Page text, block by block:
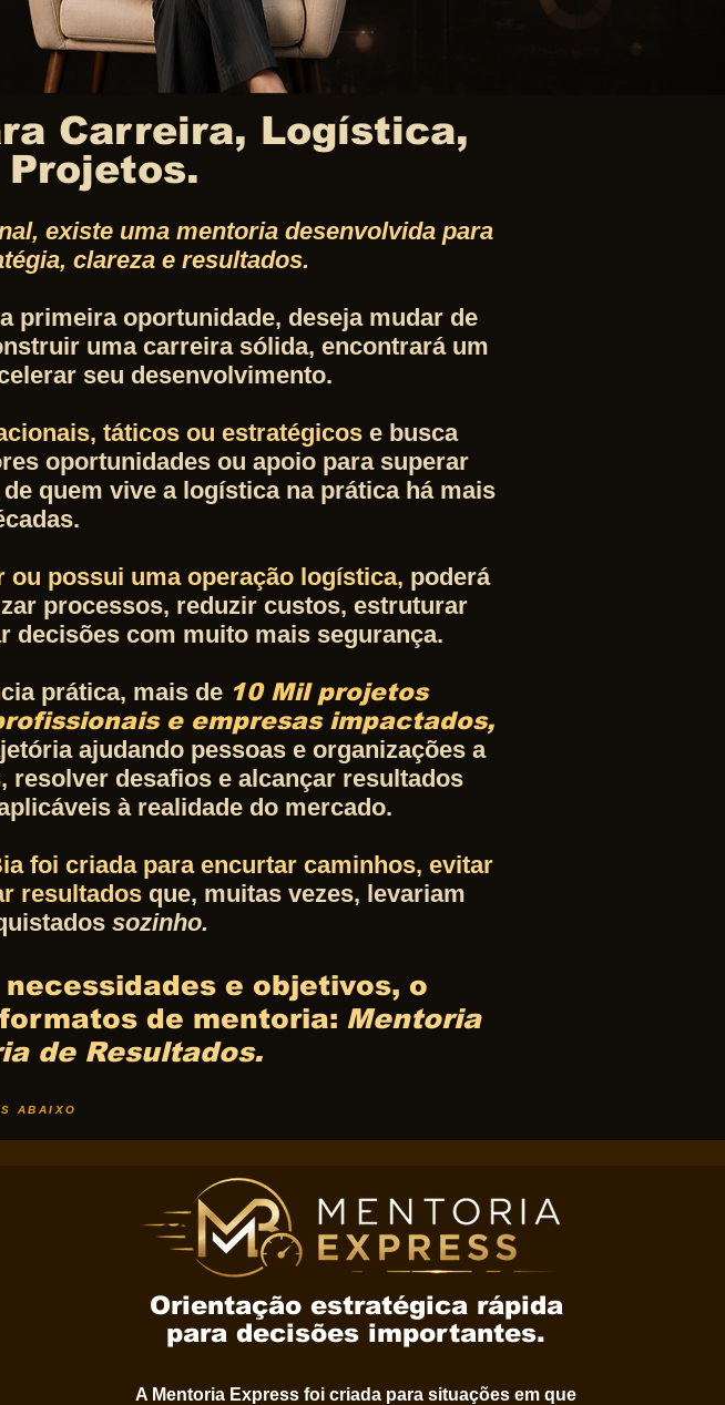
Carreira, Logística,
existe uma mentoria desenvolvida para
clareza e resultados.​
primeira oportunidade, deseja mudar de
uma carreira sólida, encontrará um
seu desenvolvimento.
táticos ou estratégicose busca
oportunidades ou apoio para superar
quem vive a logística na prática há mais
possui uma operação logística, poderá
processos, reduzir custos, estruturar
decisões com muito mais segurança.
prática, mais de 10 Mil projetos
e empresas impactados,
ajudando pessoas e organizações a
desafios e alcançar resultados
à realidade do mercado.
foi criada para encurtar caminhos, evitar
resultados que, muitas vezes, levariam
sozinho.
e objetivos, o
de mentoria: Mentoria
de Resultados.
ABAIXO
Orientação estratégica rápida
para decisões importantes.
A Mentoria Express foi criada para situações em que